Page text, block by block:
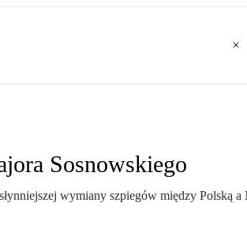
Sosnowskiego
wymiany szpiegów między